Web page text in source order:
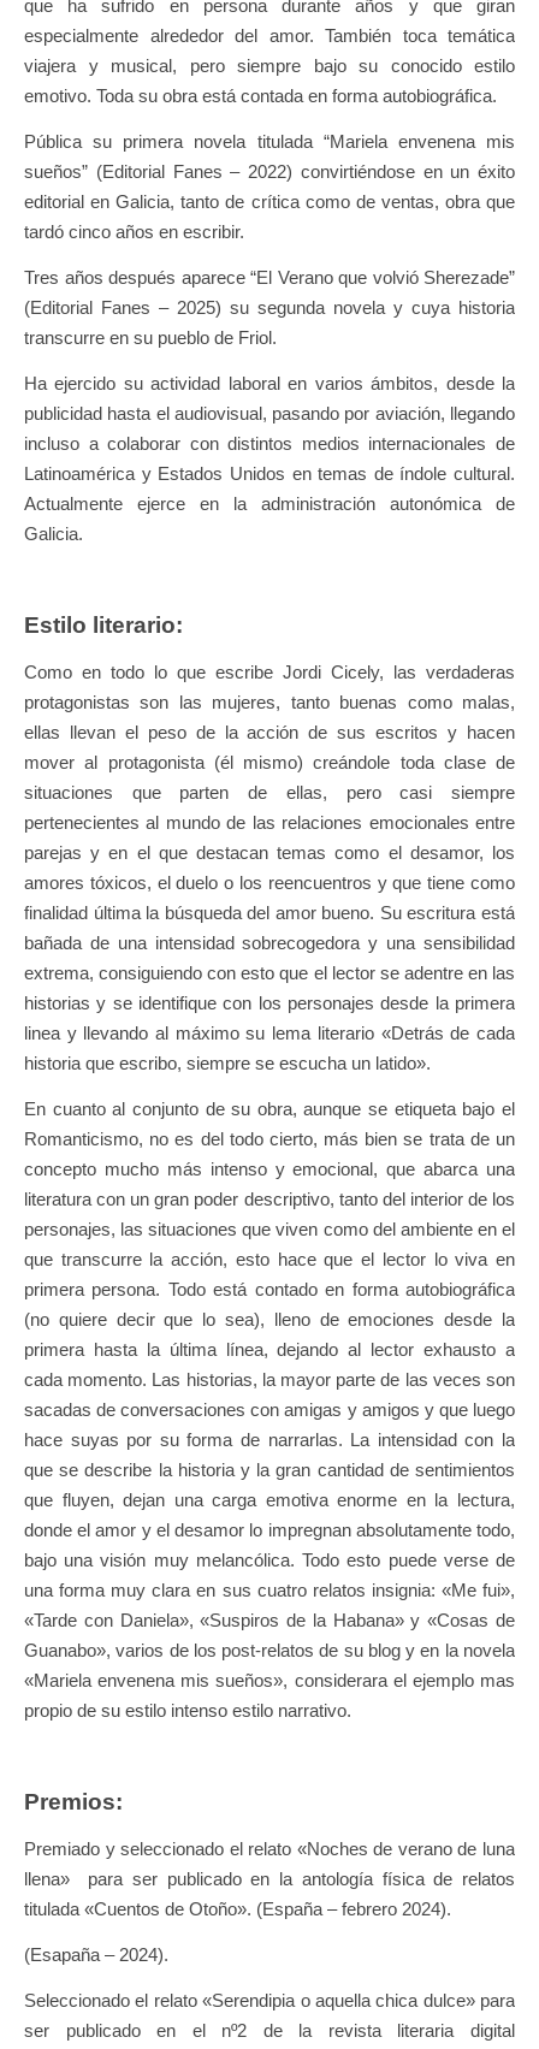
que ha sufrido en persona durante años y que giran
especialmente alrededor del amor. También toca temática
viajera y musical, pero siempre bajo su conocido estilo
emotivo. Toda su obra está contada en forma autobiográfica.
Pública su primera novela titulada “Mariela envenena mis
sueños” (Editorial Fanes – 2022) convirtiéndose en un éxito
editorial en Galicia, tanto de crítica como de ventas, obra que
tardó cinco años en escribir.
Tres años después aparece “El Verano que volvió Sherezade”
(Editorial Fanes – 2025) su segunda novela y cuya historia
transcurre en su pueblo de Friol.
Ha ejercido su actividad laboral en varios ámbitos, desde la
publicidad hasta el audiovisual, pasando por aviación, llegando
incluso a colaborar con distintos medios internacionales de
Latinoamérica y Estados Unidos en temas de índole cultural.
Actualmente ejerce en la administración autonómica de
Galicia.
Estilo literario:
Como en todo lo que escribe Jordi Cicely, las verdaderas
protagonistas son las mujeres, tanto buenas como malas,
ellas llevan el peso de la acción de sus escritos y hacen
mover al protagonista (él mismo) creándole toda clase de
situaciones que parten de ellas, pero casi siempre
pertenecientes al mundo de las relaciones emocionales entre
parejas y en el que destacan temas como el desamor, los
amores tóxicos, el duelo o los reencuentros y que tiene como
finalidad última la búsqueda del amor bueno. Su escritura está
bañada de una intensidad sobrecogedora y una sensibilidad
extrema, consiguiendo con esto que el lector se adentre en las
historias y se identifique con los personajes desde la primera
linea y llevando al máximo su lema literario «Detrás de cada
historia que escribo, siempre se escucha un latido».
En cuanto al conjunto de su obra, aunque se etiqueta bajo el
Romanticismo, no es del todo cierto, más bien se trata de un
concepto mucho más intenso y emocional, que abarca una
literatura con un gran poder descriptivo, tanto del interior de los
personajes, las situaciones que viven como del ambiente en el
que transcurre la acción, esto hace que el lector lo viva en
primera persona. Todo está contado en forma autobiográfica
(no quiere decir que lo sea), lleno de emociones desde la
primera hasta la última línea, dejando al lector exhausto a
cada momento. Las historias, la mayor parte de las veces son
sacadas de conversaciones con amigas y amigos y que luego
hace suyas por su forma de narrarlas. La intensidad con la
que se describe la historia y la gran cantidad de sentimientos
que fluyen, dejan una carga emotiva enorme en la lectura,
donde el amor y el desamor lo impregnan absolutamente todo,
bajo una visión muy melancólica. Todo esto puede verse de
una forma muy clara en sus cuatro relatos insignia: «Me fui»,
«Tarde con Daniela», «Suspiros de la Habana» y «Cosas de
Guanabo», varios de los post-relatos de su blog y en la novela
«Mariela envenena mis sueños», considerara el ejemplo mas
propio de su estilo intenso estilo narrativo.
Premios:
Premiado y seleccionado el relato «Noches de verano de luna
llena» para ser publicado en la antología física de relatos
titulada «Cuentos de Otoño». (España – febrero 2024).
(Esapaña – 2024).
Seleccionado el relato «Serendipia o aquella chica dulce» para
ser publicado en el nº2 de la revista literaria digital